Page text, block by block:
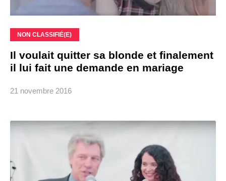
NON CLASSIFIÉ(E)
Il voulait quitter sa blonde et finalement
il lui fait une demande en mariage
21 novembre 2016